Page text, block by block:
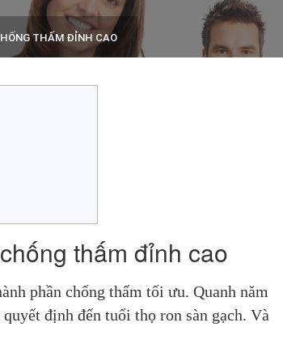
THẤM ĐỈNH CAO
thấm đỉnh cao
phần chống thấm tối ưu. Quanh năm
định đến tuổi thọ ron sàn gạch. Và